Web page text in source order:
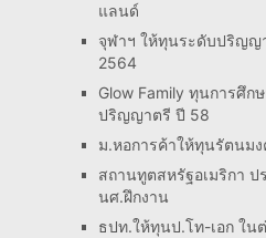
แลนด์
จุฬาฯ ให้ทุนระดับปริญญ
2564
Glow Family ทุนการศึก
ปริญญาตรี ปี 58
ม.หอการค้าให้ทุนรัตนม
สถานทูตสหรัฐอเมริกา ป
นศ.ฝึกงาน
ธปท.ให้ทุนป.โท-เอก ใน